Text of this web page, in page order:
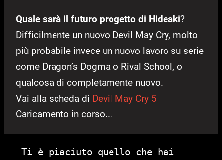
Quale sarà il futuro progetto di Hideaki?
Difficilmente un nuovo Devil May Cry, molto
più probabile invece un nuovo lavoro su serie
come Dragon’s Dogma o Rival School, o
qualcosa di completamente nuovo.
Vai alla scheda di Devil May Cry 5
Caricamento in corso...
Ti è piaciuto quello che hai